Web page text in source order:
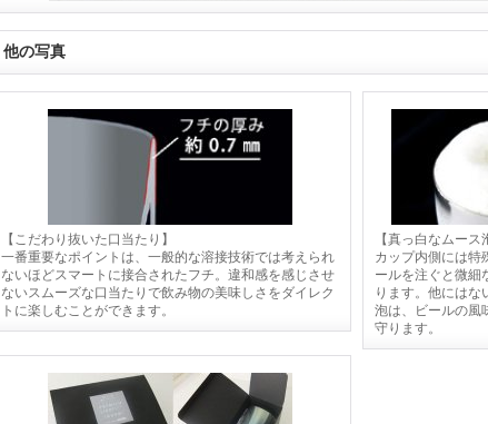
他の写真
【こだわり抜いた口当たり】
一番重要なポイントは、一般的な溶接技術では考えられ
ないほどスマートに接合されたフチ。違和感を感じさせ
ないスムーズな口当たりで飲み物の美味しさをダイレク
トに楽しむことができます。
【真っ白なムース
カップ内側には特
ールを注ぐと微細
ります。他にはな
泡は、ビールの風
守ります。